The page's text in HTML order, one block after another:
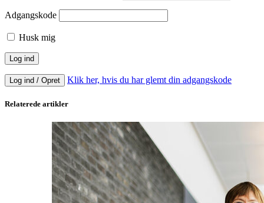
Adgangskode
Husk mig
Log ind / Opret Klik her, hvis du har glemt din adgangskode
Relaterede artikler